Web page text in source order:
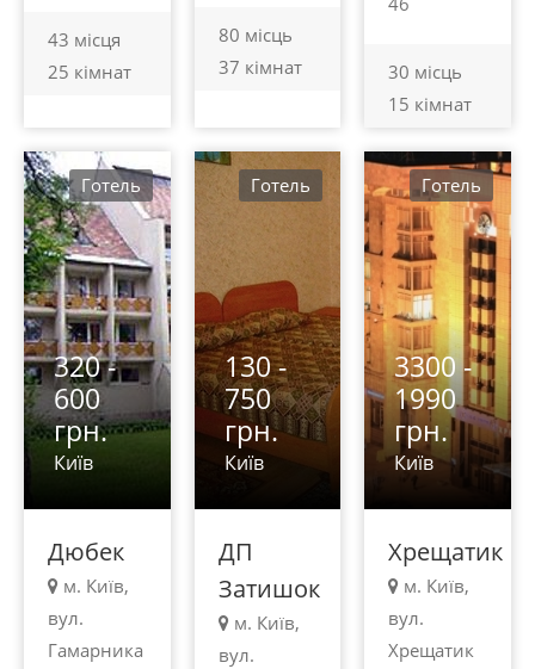
43 місця
25 кімнат
80 місць
37 кімнат
30 місць
15 кімнат
320 -
600
грн.
Київ
Дюбек
м. Київ,
вул.
Гамарника
Готель
130 -
750
грн.
Київ
ДП
Затишок
м. Київ,
вул.
Готель
3300 -
1990
грн.
Київ
Хрещатик
м. Київ,
вул.
Хрещатик
Готель